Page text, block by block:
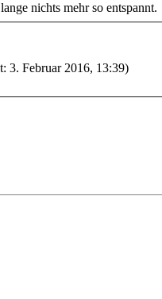
nichts mehr so entspannt.
3. Februar 2016, 13:39)